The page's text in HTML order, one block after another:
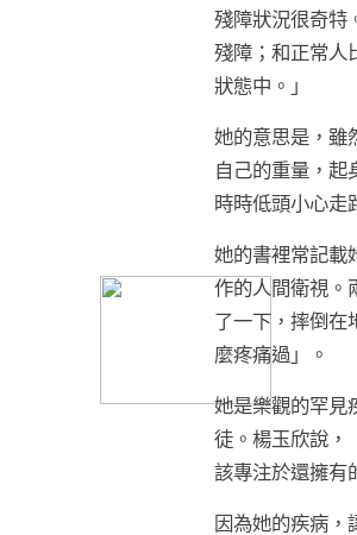
殘障狀況很奇特
殘障；和正常人
狀態中。」
她的意思是，雖
自己的重量，起
時時低頭小心走
她的書裡常記載
作的人間衛視。
了一下，摔倒在
麼疼痛過」。
她是樂觀的罕見
徒。楊玉欣說，
該專注於還擁有
因為她的疾病，